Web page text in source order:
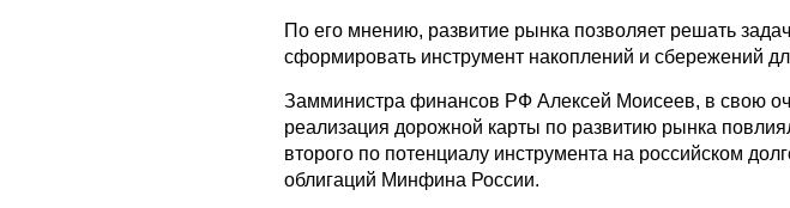
По его мнению, развитие рынка позволяет решать
сформировать инструмент накоплений и сбережений
Замминистра финансов РФ Алексей Моисеев, в свою
реализация дорожной карты по развитию рынка
второго по потенциалу инструмента на российском
облигаций Минфина России.